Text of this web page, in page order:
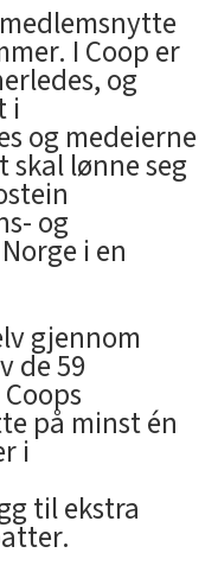
I Coop er
og
i
og medeierne
lønne seg
og
i en
gjennom
de 59
på minst én
i
til ekstra